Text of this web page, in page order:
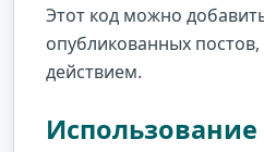
Этот код можно
опубликованных
действием.